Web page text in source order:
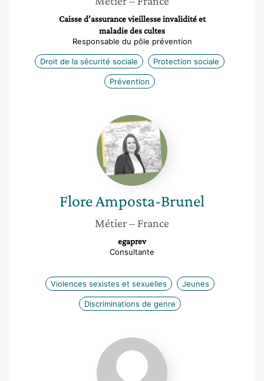
Caisse d’assurance vieillesse invalidité et
maladie des cultes
Responsable du pôle prévention
Droit de la sécurité sociale Protection sociale
Prévention
Flore
Amposta-
Brunel
FloreAmposta-Brunel
Métier– France
egaprev
Consultante
Violences sexistes et sexuelles Jeunes
Discriminations de genre
Sophie
Caruelle